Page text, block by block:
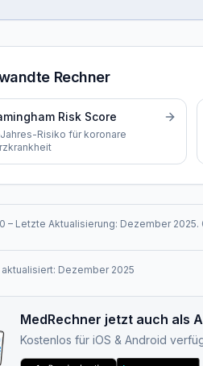
Rechner
Risk Score
Risiko für koronare
– Letzte Aktualisierung: Dezember 2025.
Dezember 2025
MedRechner jetzt auch als
Kostenlos für iOS & Android